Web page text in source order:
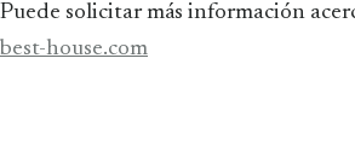
Puede solicitar más información
best-house.com